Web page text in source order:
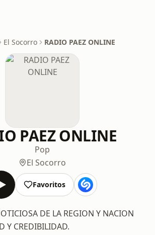
El Socorro RADIO PAEZ ONLINE
PAEZ ONLINE
Pop
El Socorro
Favoritos
DE LA REGION Y NACION
Y CREDIBILIDAD.